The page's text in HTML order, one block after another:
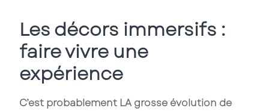
Les décors immersifs :
faire vivre une
expérience
C’est probablement LA grosse évolution de